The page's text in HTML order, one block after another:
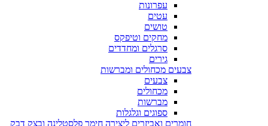
עפרונות
עטים
טושים
מחקים וטיפקס
סרגלים ומחדדים
גירים
צבעים מכחולים ומברשות
צבעים
מכחולים
מברשות
ספוגים וגלגלות
חומרים ואביזרים ליצירה חימר פלסטלינה ובצק דבק